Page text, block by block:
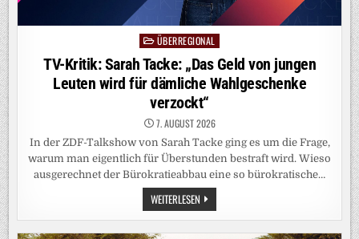
Posted
in
ÜBERREGIONAL
TV-Kritik: Sarah Tacke: „Das Geld von jungen
Leuten wird für dämliche Wahlgeschenke
verzockt“
7. AUGUST 2026
In der ZDF-Talkshow von Sarah Tacke ging es um die Frage,
warum man eigentlich für Überstunden bestraft wird. Wieso
ausgerechnet der Bürokratieabbau eine so bürokratische…
WEITERLESEN TV-
KRITIK:
SARAH
TACKE: